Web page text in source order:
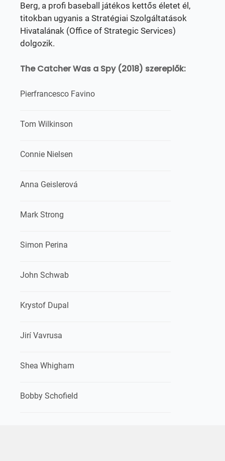
Berg, a profi baseball játékos kettős életet él,
titokban ugyanis a Stratégiai Szolgáltatások
Hivatalának (Office of Strategic Services)
dolgozik.
The Catcher Was a Spy (2018) szereplők:
Pierfrancesco Favino
Tom Wilkinson
Connie Nielsen
Anna Geislerová
Mark Strong
Simon Perina
John Schwab
Krystof Dupal
Jirí Vavrusa
Shea Whigham
Bobby Schofield